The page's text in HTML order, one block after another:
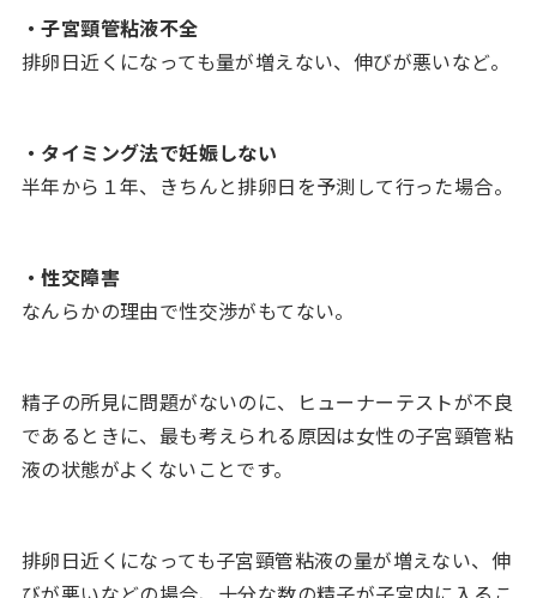
・子宮頸管粘液不全
排卵日近くになっても量が増えない、伸びが悪いなど。
・タイミング法で妊娠しない
半年から１年、きちんと排卵日を予測して行った場合。
・性交障害
なんらかの理由で性交渉がもてない。
精子の所見に問題がないのに、ヒューナーテストが不良
であるときに、最も考えられる原因は女性の子宮頸管粘
液の状態がよくないことです。
排卵日近くになっても子宮頸管粘液の量が増えない、伸